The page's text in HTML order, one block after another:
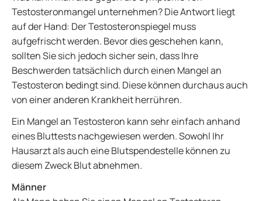
Testosteronmangel unternehmen? Die Antwort liegt
auf der Hand: Der Testosteronspiegel muss
aufgefrischt werden. Bevor dies geschehen kann,
sollten Sie sich jedoch sicher sein, dass Ihre
Beschwerden tatsächlich durch einen Mangel an
Testosteron bedingt sind. Diese können durchaus auch
von einer anderen Krankheit herrühren.
Ein Mangel an Testosteron kann sehr einfach anhand
eines Bluttests nachgewiesen werden. Sowohl Ihr
Hausarzt als auch eine Blutspendestelle können zu
diesem Zweck Blut abnehmen.
Männer